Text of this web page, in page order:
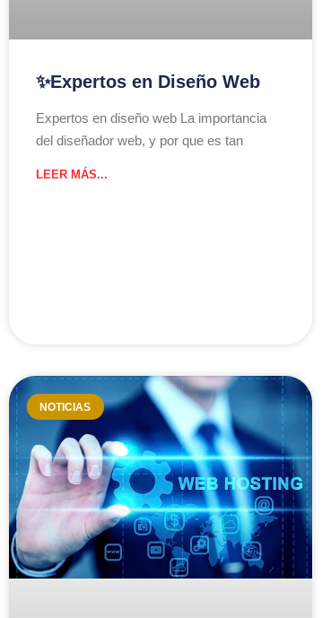
✨Expertos en Diseño Web
Expertos en diseño web La importancia
del diseñador web, y por que es tan
LEER MÁS...
NOTICIAS